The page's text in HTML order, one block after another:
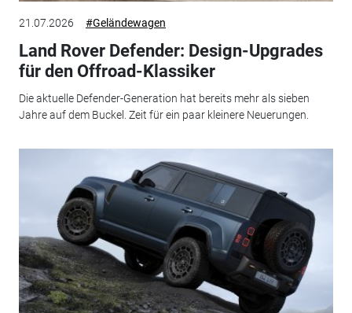
21.07.2026 #Geländewagen
Land Rover Defender: Design-Upgrades
für den Offroad-Klassiker
Die aktuelle Defender-Generation hat bereits mehr als sieben
Jahre auf dem Buckel. Zeit für ein paar kleinere Neuerungen.